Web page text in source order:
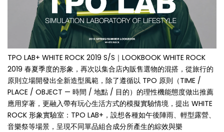
TPO LAB+ WHITE ROCK 2019 S/S｜LOOKBOOK WHITE ROCK
2019 春夏季度的形象，再次以集合店內販售選物的混搭，從旅行的
原則立場開發出全新造型風範，除了遵循以 TPO 原則（TIME /
PLACE / OBJECT — 時間 / 地點 / 目的）的理性機能態度做出推薦
應用穿著，更融入帶有玩心生活方式的模擬實驗情境，提出 WHITE
ROCK 形象實驗室：TPO LAB+，設想各種如午後陣雨、輕型露營、
音樂祭等場景，呈現不同單品組合成分所產生的綜效與樂